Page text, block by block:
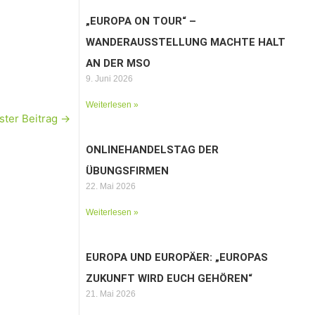
Beitrag →
„EUROPA ON TOUR“ –
WANDERAUSSTELLUNG MACHTE HALT
AN DER MSO
9. Juni 2026
Weiterlesen »
ONLINEHANDELSTAG DER
ÜBUNGSFIRMEN
22. Mai 2026
Weiterlesen »
EUROPA UND EUROPÄER: „EUROPAS
ZUKUNFT WIRD EUCH GEHÖREN“
21. Mai 2026